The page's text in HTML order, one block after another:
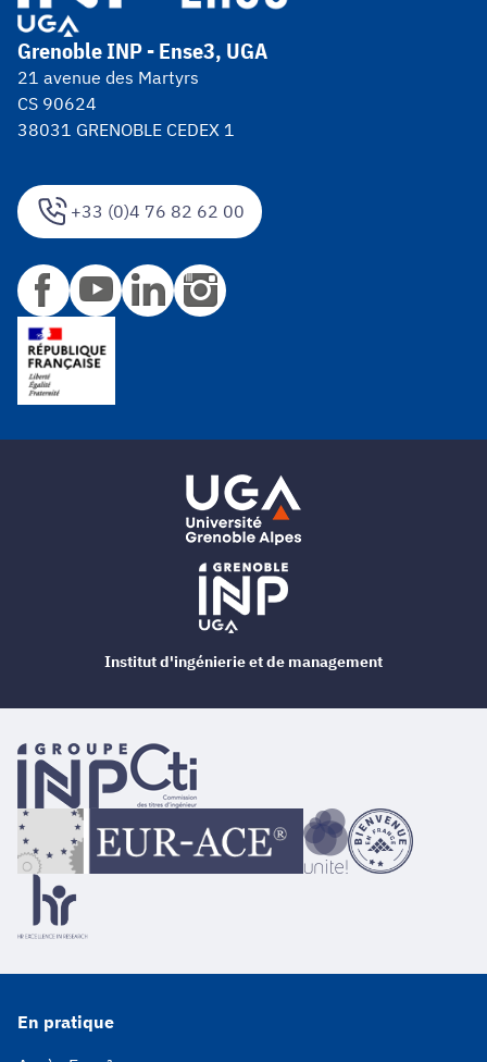
+33 (0)4 76 82 62 00
Grenoble INP - Ense3, UGA
21 avenue des Martyrs
CS 90624
38031 GRENOBLE CEDEX 1
En pratique
Institut d'ingénierie et de management